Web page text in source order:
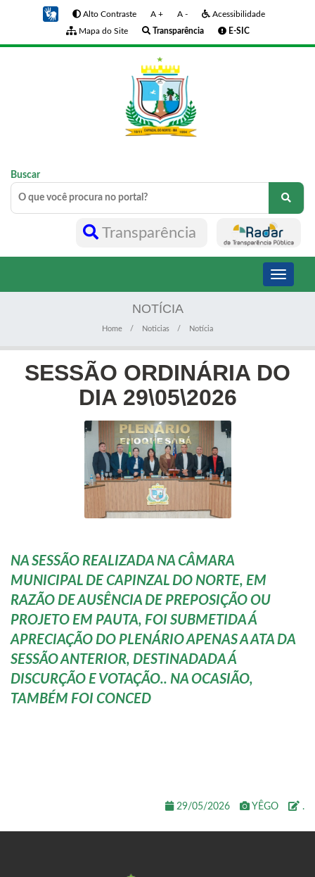
Alto Contraste A + A -
Acessibilidade
Mapa do Site
Transparência E-SIC
Buscar
Transparência
Toggle
NOTÍCIA
Home Noticias Notícia
SESSÃO ORDINÁRIA DO
DIA 29\05\2026
NA SESSÃO REALIZADA NA CÂMARA
MUNICIPAL DE CAPINZAL DO NORTE, EM
RAZÃO DE AUSÊNCIA DE PREPOSIÇÃO OU
PROJETO EM PAUTA, FOI SUBMETIDA Á
APRECIAÇÃO DO PLENÁRIO APENAS A ATA DA
SESSÃO ANTERIOR, DESTINADADA Á
DISCURÇÃO E VOTAÇÃO.. NA OCASIÃO,
TAMBÉM FOI CONCED
29/05/2026 YÊGO .